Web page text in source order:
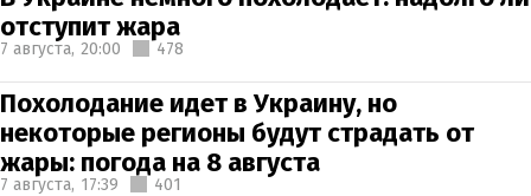
отступит жара
7 августа, 20:00 478
Похолодание идет в Украину, но
некоторые регионы будут страдать от
жары: погода на 8 августа
7 августа, 17:39 401